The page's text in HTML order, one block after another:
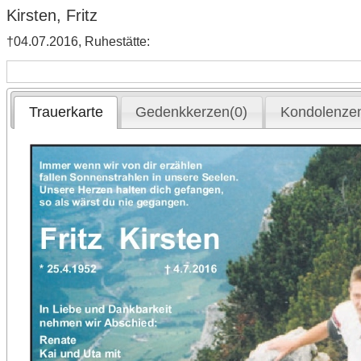
Kirsten, Fritz
†04.07.2016, Ruhestätte:
Trauerkarte Gedenkkerzen(0)